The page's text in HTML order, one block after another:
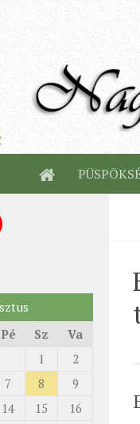
Pé Sz Va
1
2
7 8
9
14 15
16